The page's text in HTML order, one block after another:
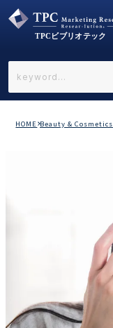
←戻る
カテゴリで選ぶ
HOME Beauty & Cosmetics